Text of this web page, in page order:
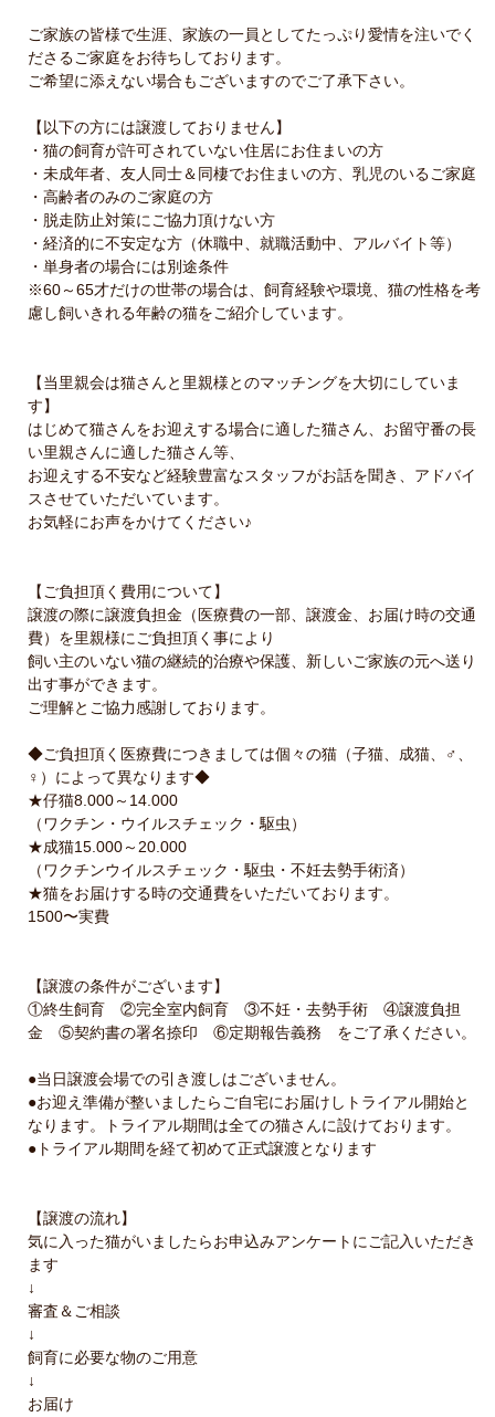
ご家族の皆様で生涯、家族の一員としてたっぷり愛情を注いでく
ださるご家庭をお待ちしております。
ご希望に添えない場合もございますのでご了承下さい。
【以下の方には譲渡しておりません】
・猫の飼育が許可されていない住居にお住まいの方
・未成年者、友人同士＆同棲でお住まいの方、乳児のいるご家庭
・高齢者のみのご家庭の方
・脱走防止対策にご協力頂けない方
・経済的に不安定な方（休職中、就職活動中、アルバイト等）
・単身者の場合には別途条件
※60～65才だけの世帯の場合は、飼育経験や環境、猫の性格を考
慮し飼いきれる年齢の猫をご紹介しています。
【当里親会は猫さんと里親様とのマッチングを大切にしていま
す】
はじめて猫さんをお迎えする場合に適した猫さん、お留守番の長
い里親さんに適した猫さん等、
お迎えする不安など経験豊富なスタッフがお話を聞き、アドバイ
スさせていただいています。
お気軽にお声をかけてください♪
【ご負担頂く費用について】
譲渡の際に譲渡負担金（医療費の一部、譲渡金、お届け時の交通
費）を里親様にご負担頂く事により
飼い主のいない猫の継続的治療や保護、新しいご家族の元へ送り
出す事ができます。
ご理解とご協力感謝しております。
◆ご負担頂く医療費につきましては個々の猫（子猫、成猫、♂、
♀）によって異なります◆
★仔猫8.000～14.000
（ワクチン・ウイルスチェック・駆虫）
★成猫15.000～20.000
（ワクチンウイルスチェック・駆虫・不妊去勢手術済）
★猫をお届けする時の交通費をいただいております。
1500〜実費
【譲渡の条件がございます】
①終生飼育 ②完全室内飼育 ③不妊・去勢手術 ④譲渡負担
金 ⑤契約書の署名捺印 ⑥定期報告義務 をご了承ください。
●当日譲渡会場での引き渡しはございません。
●お迎え準備が整いましたらご自宅にお届けしトライアル開始と
なります。トライアル期間は全ての猫さんに設けております。
●トライアル期間を経て初めて正式譲渡となります
【譲渡の流れ】
気に入った猫がいましたらお申込みアンケートにご記入いただき
ます
↓
審査＆ご相談
↓
飼育に必要な物のご用意
↓
お届け